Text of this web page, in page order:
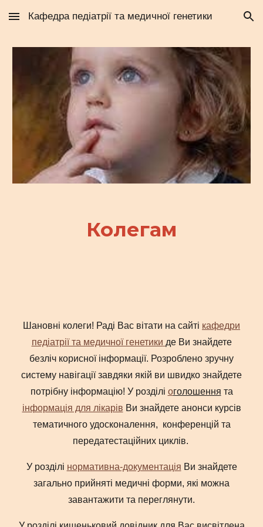
Skip to main content Skip to navigation
Кафедра педіатрії та медичної генетики
Колегам
Шановні колеги! Раді Вас вітати на сайті кафедри
педіатрії та медичної генетики де Ви знайдете
безліч корисної інформації. Розроблено зручну
систему навігації завдяки якій ви швидко знайдете
потрібну інформацію! У розділі оголошення та
інформація для лікарів Ви знайдете анонси курсів
тематичного удосконалення, конференцій та
передатестаційних циклів.
У розділі нормативна-документація Ви знайдете
загально прийняті медичні форми, які можна
завантажити та переглянути.